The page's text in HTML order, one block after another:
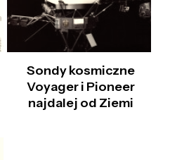
Sondy kosmiczne
Voyager i Pioneer
najdalej od Ziemi